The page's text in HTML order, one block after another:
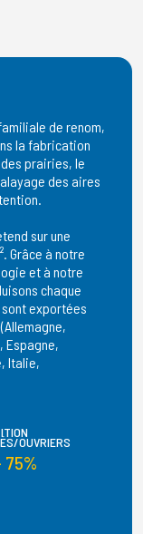
de renom,
la fabrication
prairies, le
des aires
sur une
Grâce à notre
et à notre
chaque
exportées
Espagne,
Italie,
Bas, Pologne,
cinquante
à faire de
marque est
OUVRIERS
75%